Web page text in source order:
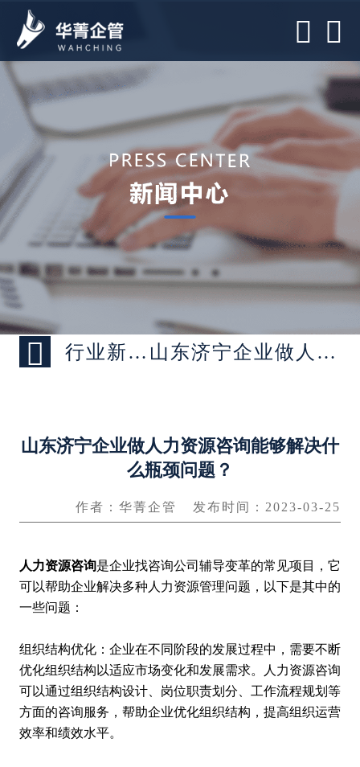
 
 行业新闻 > 山东济宁企业做人力资源咨询能够解决什么瓶颈问题？
山东济宁企业做人力资源咨询能够解决什
么瓶颈问题？
作者：华菁企管 发布时间：2023-03-25
人力资源咨询是企业找咨询公司辅导变革的常见项目，它
可以帮助企业解决多种人力资源管理问题，以下是其中的
一些问题：
组织结构优化：企业在不同阶段的发展过程中，需要不断
优化组织结构以适应市场变化和发展需求。人力资源咨询
可以通过组织结构设计、岗位职责划分、工作流程规划等
方面的咨询服务，帮助企业优化组织结构，提高组织运营
效率和绩效水平。